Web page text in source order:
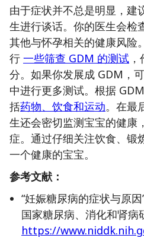
由于症状并不总是明显，建
生进行谈话。你的医生会检
其他与怀孕相关的健康风险
行 一些筛查 GDM 的测试
分。如果你发展成 GDM，
中进行更多测试。根据
括药物、饮食和运动。在最
生还会密切监测宝宝的健康
症。通过仔细关注饮食、锻
一个健康的宝宝。
参考文献：
“妊娠糖尿病的症状与原
国家糖尿病、消化和肾病
https://